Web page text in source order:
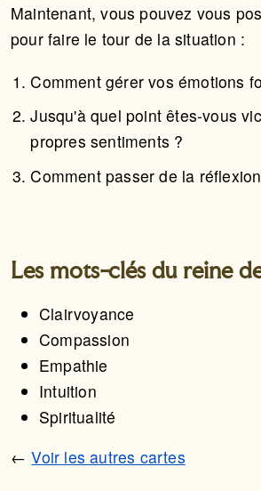
Maintenant, vous pouvez vous
pour faire le tour de la situation :
Comment gérer vos émotions
Jusqu'à quel point êtes-vous
propres sentiments ?
Comment passer de la
Les mots-clés du reine
Clairvoyance
Compassion
Empathie
Intuition
Spiritualité
←Voir les autres cartes